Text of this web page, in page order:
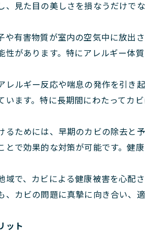
、見た目の美しさを損なうだけで
や有害物質が室内の空気中に放出
があります。特にアレルギー体
レルギー反応や喘息の発作を引き
ます。特に長期間にわたってカ
るためには、早期のカビの除去と
とで効果的な対策が可能です。健
域で、カビによる健康被害を心配
カビの問題に真摯に向き合い、
ット